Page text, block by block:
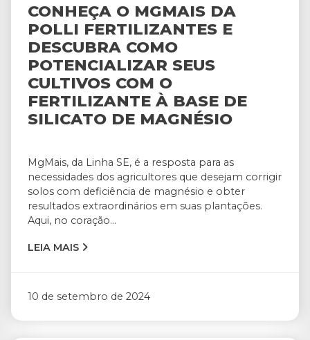
CONHEÇA O MGMAIS DA
POLLI FERTILIZANTES E
DESCUBRA COMO
POTENCIALIZAR SEUS
CULTIVOS COM O
FERTILIZANTE À BASE DE
SILICATO DE MAGNÉSIO
MgMais, da Linha SE, é a resposta para as
necessidades dos agricultores que desejam corrigir
solos com deficiência de magnésio e obter
resultados extraordinários em suas plantações.
Aqui, no coração...
LEIA MAIS
10 de setembro de 2024